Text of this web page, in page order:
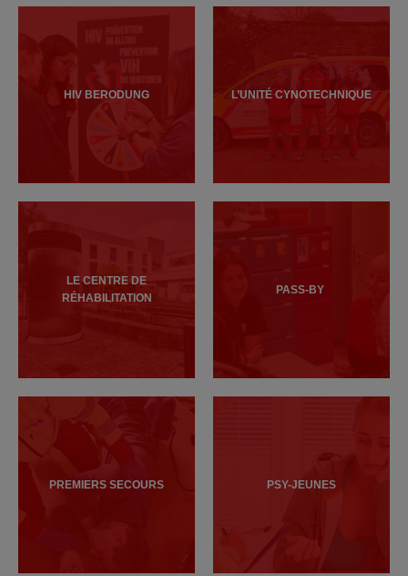
HIV BERODUNG L’UNITÉ CYNOTECHNIQUE
LE CENTRE DE
RÉHABILITATION
PASS-BY
PREMIERS SECOURS PSY-JEUNES